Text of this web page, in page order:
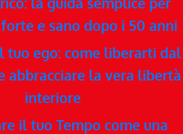
e sano dopo i 50 anni
tuo ego: come liberarti dal
abbracciare la vera libertà
interiore
il tuo Tempo come una